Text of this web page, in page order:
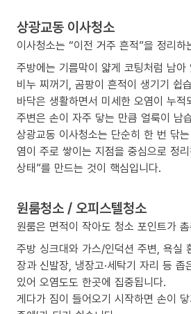
상광교동 이사청소
이사청소는 “이전 거주 흔적”을 정리하
주방에는 기름막이 얇게 코팅처럼 남
비누 찌꺼기, 곰팡이 흔적이 생기기 쉽
바닥은 생활하면서 미세한 오염이 누적
주변은 손이 자주 닿는 만큼 얼룩이 남
상광교동 이사청소는 단순히 한 번 닦
염이 주로 쌓이는 지점을 중심으로 정
상태”를 만드는 것이 핵심입니다.
원룸청소 / 오피스텔청소
원룸은 면적이 작아도 청소 포인트가
주방 싱크대와 가스/인덕션 주변, 욕실
장과 신발장, 냉장고·세탁기 자리 등 좁
있어 오염도도 한곳에 집중됩니다.
게다가 짐이 들어오기 시작하면 손이